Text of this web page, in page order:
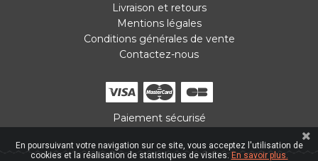
Livraison et retours
Mentions légales
Conditions générales de vente
Contactez-nous
Paiement sécurisé
En poursuivant votre navigation sur ce site, vous acceptez l'utilisation de
cookies et la réalisation de statistiques de visites. En savoir plus.